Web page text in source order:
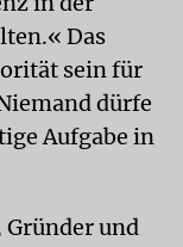
Das
sein für
dürfe
Aufgabe in
Gründer und